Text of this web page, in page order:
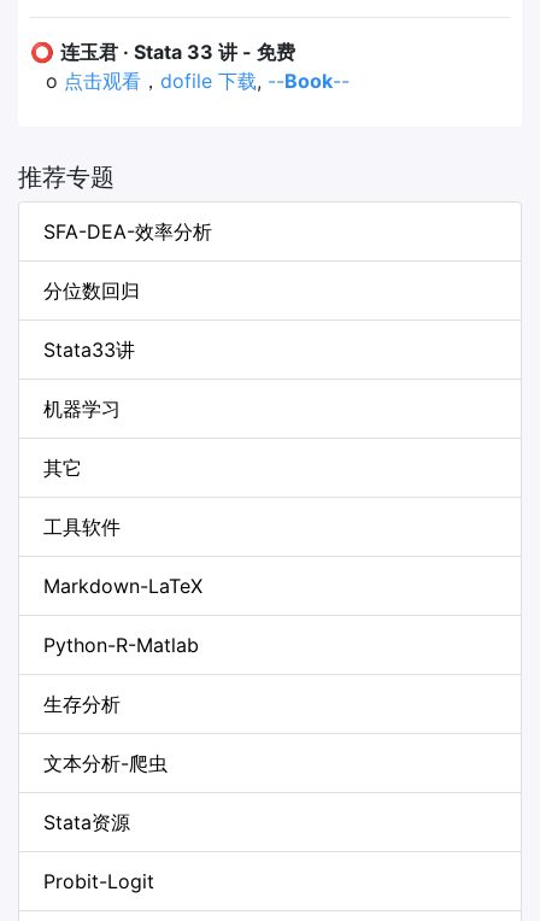
⭕ 连玉君 · Stata 33 讲 - 免费
o 点击观看 ， dofile 下载, --Book--
推荐专题
SFA-DEA-效率分析
分位数回归
Stata33讲
机器学习
其它
工具软件
Markdown-LaTeX
Python-R-Matlab
生存分析
文本分析-爬虫
Stata资源
Probit-Logit